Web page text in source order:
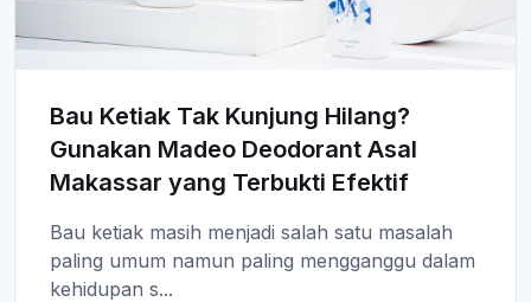
Bau Ketiak Tak Kunjung Hilang?
Gunakan Madeo Deodorant Asal
Makassar yang Terbukti Efektif
Bau ketiak masih menjadi salah satu masalah
paling umum namun paling mengganggu dalam
kehidupan s...